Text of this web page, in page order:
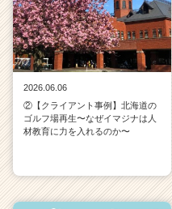
2026.06.06
②【クライアント事例】北海道の
ゴルフ場再生〜なぜイマジナは人
材教育に力を入れるのか〜